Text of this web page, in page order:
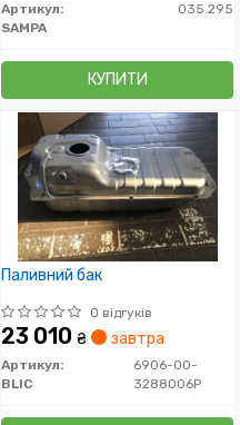
Артикул:
035.295
SAMPA
КУПИТИ
Паливний бак
0 відгуків
23 010 ₴ завтра
Артикул:
6906-00-
3288006P
BLIC